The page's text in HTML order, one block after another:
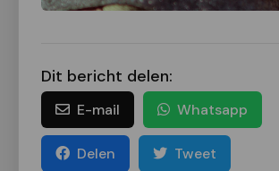
Dit bericht delen:
E-mail Whatsapp
Delen Tweet